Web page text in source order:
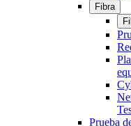
Fibra
Prueba